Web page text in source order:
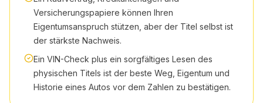
Versicherungspapiere können Ihren
Eigentumsanspruch stützen, aber der Titel selbst ist
der stärkste Nachweis.
Ein VIN-Check plus ein sorgfältiges Lesen des
physischen Titels ist der beste Weg, Eigentum und
Historie eines Autos vor dem Zahlen zu bestätigen.